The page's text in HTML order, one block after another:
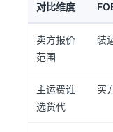
对比维度
卖方报价
范围
装
主运费谁
选货代
买